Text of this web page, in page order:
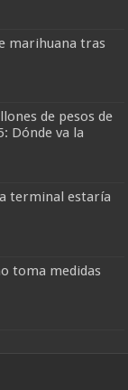
marihuana tras
de pesos de
Dónde va la
terminal estaría
toma medidas